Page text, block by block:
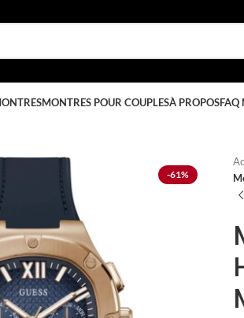
MONTRES POUR COUPLESÀ PROPOSFAQ
-61%